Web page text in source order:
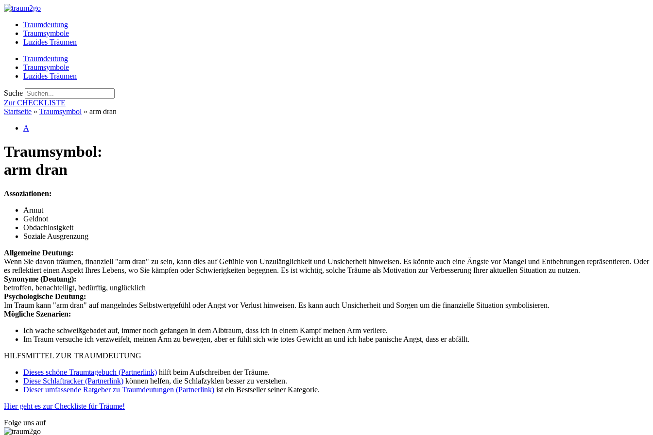
Zum
springenTraumdeutung
Traumsymbole
Luzides Träumen
Traumdeutung
Traumsymbole
Luzides Träumen
Suche
Zur CHECKLISTE
Startseite » Traumsymbol » arm dran
A
Traumsymbol:
arm dran
Assoziationen:
Armut
Geldnot
Obdachlosigkeit
Soziale Ausgrenzung
Allgemeine Deutung:
Wenn Sie davon träumen, finanziell "arm dran" zu sein, kann dies auf Gefühle von Unzulänglichkeit und Unsicherheit hinweisen. Es könnte auch eine Ängste vor Mangel und Entbehrungen repräsentieren. Oder
es reflektiert einen Aspekt Ihres Lebens, wo Sie kämpfen oder Schwierigkeiten begegnen. Es ist wichtig, solche Träume als Motivation zur Verbesserung Ihrer aktuellen Situation zu nutzen.
Synonyme (Deutung):
betroffen, benachteiligt, bedürftig, unglücklich
Psychologische Deutung:
Im Traum kann "arm dran" auf mangelndes Selbstwertgefühl oder Angst vor Verlust hinweisen. Es kann auch Unsicherheit und Sorgen um die finanzielle Situation symbolisieren.
Mögliche Szenarien:
Ich wache schweißgebadet auf, immer noch gefangen in dem Albtraum, dass ich in einem Kampf meinen Arm verliere.
Im Traum versuche ich verzweifelt, meinen Arm zu bewegen, aber er fühlt sich wie totes Gewicht an und ich habe panische Angst, dass er abfällt.
HILFSMITTEL ZUR TRAUMDEUTUNG
Dieses schöne Traumtagebuch (Partnerlink) hilft beim Aufschreiben der Träume.
Diese Schlaftracker (Partnerlink) können helfen, die Schlafzyklen besser zu verstehen.
Dieser umfassende Ratgeber zu Traumdeutungen (Partnerlink) ist ein Bestseller seiner Kategorie.
Hier geht es zur Checkliste für Träume!
Folge uns auf